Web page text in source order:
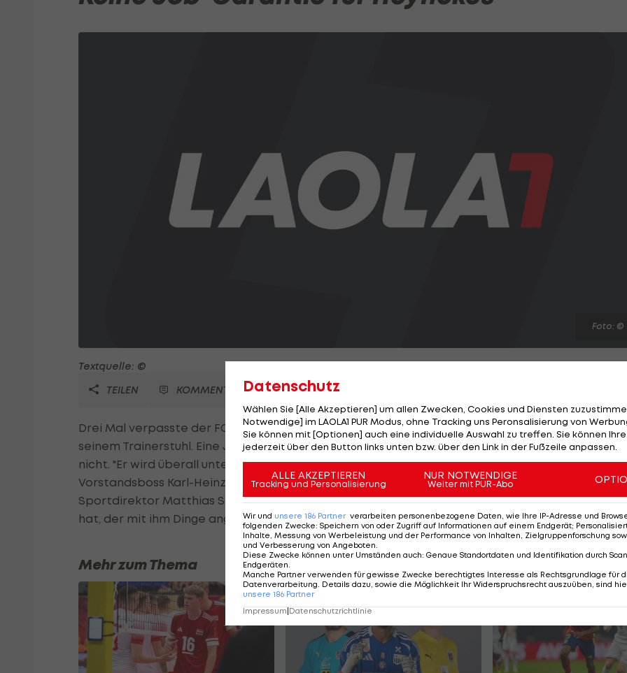
Foto: ©
Textquelle: ©
TEILEN
KOMMENTARE
Drei Mal verpasste der FC Bayern einen Titel, dennoch sitzt Trainer Jupp Heynckes sicher in
seinem Trainerstuhl. Eine Job-Garantie erhält der 67-jährige Freund von Präsident Uli Hoeneß
nicht. "Er wird überall unterstützt, wo es notwendig ist. Das können wir garantieren", so
Vorstandsboss Karl-Heinz Rummenigge in der "Bild". An Spannungen zwischen Heynckes und
Sportdirektor Matthias Sammer glaubt er nicht: "Jupp begrüßt, dass er jemanden an der Seite
hat, der mit ihm Dinge angeht."
Mehr zum Thema
Datenschutz
Wählen Sie [Alle Akzeptieren] um allen Zwecken, Cookies und Diensten
Notwendige] im LAOLA1 PUR Modus, ohne Tracking uns Peronsalisierung von
Sie können mit [Optionen] auch eine individuelle Auswahl zu treffen. Sie können
jederzeit über den Button links unten bzw. über den Link in der Fußzeile anpassen.
ALLE AKZEPTIEREN
Tracking und Personalisierung
NUR NOTWENDIGE
Weiter mit PUR-Abo
Wir und unsere 186 Partner verarbeiten personenbezogene Daten, wie Ihre IP-Adresse und
folgenden Zwecke: Speichern von oder Zugriff auf Informationen auf einem Endgerät;
Inhalte, Messung von Werbeleistung und der Performance von Inhalten, Zielgruppenforschung
und Verbesserung von Angeboten
Diese Zwecke können unter Umständen auch: Genaue Standortdaten und Identifikation durch
Endgeräten
Manche Partner verwenden für gewisse Zwecke berechtigtes Interesse als Rechtsgrundlage für
Datenverarbeitung. Details dazu, sowie die Möglichkeit Ihr Widerspruchsrecht auszuüben, sind
unsere 186 Partner
Impressum|Datenschutzrichtlinie